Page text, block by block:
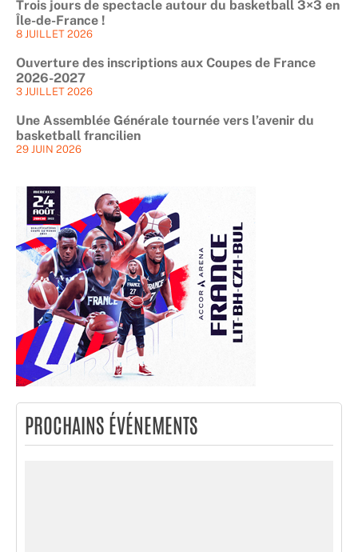
Trois jours de spectacle autour du basketball 3×3 en
Île-de-France !
8 JUILLET 2026
Ouverture des inscriptions aux Coupes de France
2026-2027
3 JUILLET 2026
Une Assemblée Générale tournée vers l’avenir du
basketball francilien
29 JUIN 2026
PROCHAINS ÉVÉNEMENTS